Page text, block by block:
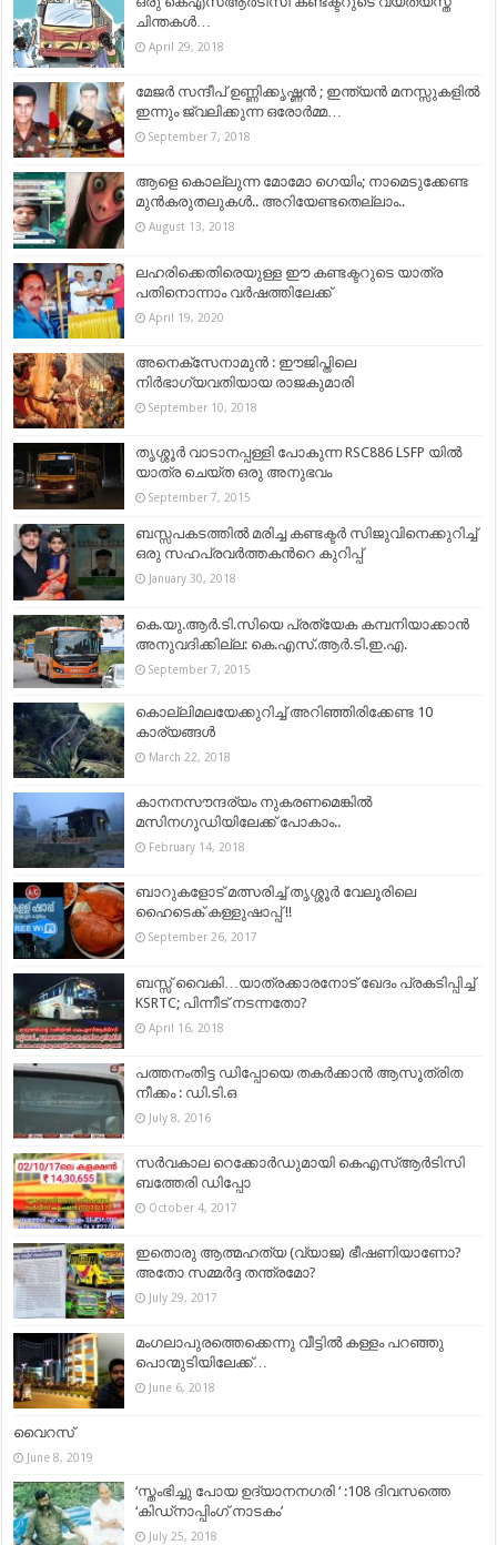
ചിന്തകള്‍…
April 29, 2018
മേജർ സന്ദീപ് ഉണ്ണിക്കൃഷ്ണൻ ; ഇന്ത്യൻ മനസ്സുകളിൽ
ഇന്നും ജ്വലിക്കുന്ന ഒരോർമ്മ…
September 7, 2018
ആളെ കൊല്ലുന്ന മോമോ ഗെയിം; നാമെടുക്കേണ്ട
മുൻകരുതലുകൾ.. അറിയേണ്ടതെല്ലാം..
August 13, 2018
ലഹരിക്കെതിരെയുള്ള ഈ കണ്ടക്ടറുടെ യാത്ര
പതിനൊന്നാം വർഷത്തിലേക്ക്
April 19, 2020
അനെക്സേനാമുൻ : ഈജിപ്തിലെ
നിർഭാഗ്യവതിയായ രാജകുമാരി
September 10, 2018
തൃശ്ശൂർ വാടാനപ്പള്ളി പോകുന്ന RSC886 LSFP യിൽ
യാത്ര ചെയ്ത ഒരു അനുഭവം
September 7, 2015
ബസ്സപകടത്തില്‍ മരിച്ച കണ്ടക്ടർ സിജുവിനെക്കുറിച്ച്
ഒരു സഹപ്രവർത്തകന്‍റെ കുറിപ്പ്
January 30, 2018
കെ.യു.ആര്‍.ടി.സിയെ പ്രത്യേക കമ്പനിയാക്കാന്‍
അനുവദിക്കില്ല: കെ.എസ്‌.ആര്‍.ടി.ഇ.എ.
September 7, 2015
കൊല്ലിമലയേക്കുറിച്ച് അറിഞ്ഞിരിക്കേണ്ട 10
കാര്യങ്ങള്‍
March 22, 2018
കാനനസൗന്ദര്യം നുകരണമെങ്കില്‍
മസിനഗുഡിയിലേക്ക് പോകാം..
February 14, 2018
ബാറുകളോട് മത്സരിച്ച് തൃശ്ശൂർ വേലൂരിലെ
ഹൈടെക് കള്ളുഷാപ്പ് !!
September 26, 2017
ബസ്സ് വൈകി…യാത്രക്കാരനോട് ഖേദം പ്രകടിപ്പിച്ച്
KSRTC; പിന്നീട് നടന്നതോ?
April 16, 2018
പത്തനംതിട്ട ഡിപ്പോയെ തകർക്കാൻ ആസൂത്രിത
നീക്കം : ഡി.ടി.ഒ
July 8, 2016
സർവകാല റെക്കോർഡുമായി കെഎസ്ആർടിസി
ബത്തേരി ഡിപ്പോ
October 4, 2017
ഇതൊരു ആത്മഹത്യ (വ്യാജ) ഭീഷണിയാണോ?
അതോ സമ്മർദ്ദ തന്ത്രമോ?
July 29, 2017
മംഗലാപുരത്തെക്കെന്നു വീട്ടിൽ കള്ളം പറഞ്ഞു
പൊന്മുടിയിലേക്ക്…
June 6, 2018
വൈറസ്
June 8, 2019
‘സ്തംഭിച്ചു പോയ ഉദ്യാനനഗരി ‘ :108 ദിവസത്തെ
‘കിഡ്നാപ്പിംഗ് നാടകം’
July 25, 2018